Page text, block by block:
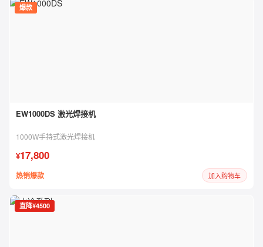
爆款
EW1000DS 激光焊接机
1000W手持式激光焊接机
¥17,800
热销爆款 加入购物车
直降¥4500